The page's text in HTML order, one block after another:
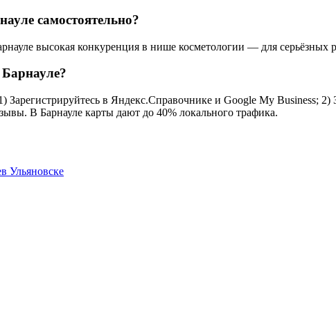
самостоятельно?
высокая конкуренция в нише косметологии — для серьёзных
Зарегистрируйтесь в Яндекс.Справочнике и Google My Business;
В Барнауле карты дают до 40% локального трафика.
в Ульяновске